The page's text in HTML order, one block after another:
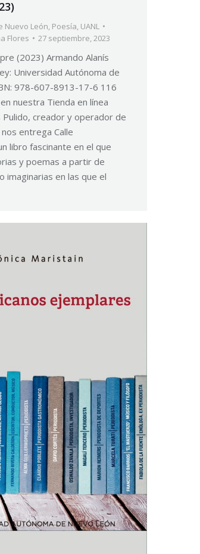
Nuevo León, Poesía, UANL
Flores 27 septiembre, 2023
(2023) Armando Alanís
Universidad Autónoma de
978-607-8913-17-6 116
nuestra Tienda en línea
Pulido, creador y operador de
entrega Calle
libro fascinante en el que
y poemas a partir de
imaginarias en las que el